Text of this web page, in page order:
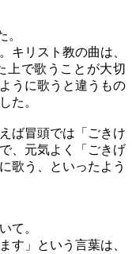
。
キリスト教の曲は、
上で歌うことが大切
うに歌うと違うもの
た。
ば冒頭では「ごきけ
、元気よく「ごきげ
歌う、といったよう
て。
す」という言葉は、